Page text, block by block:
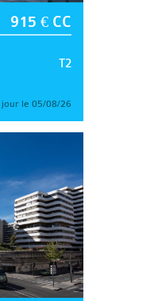
915 € CC
T2
jour le 05/08/26